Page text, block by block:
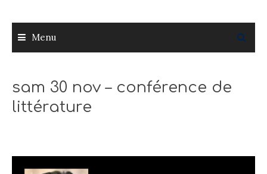
Menu
sam 30 nov – conférence de
littérature